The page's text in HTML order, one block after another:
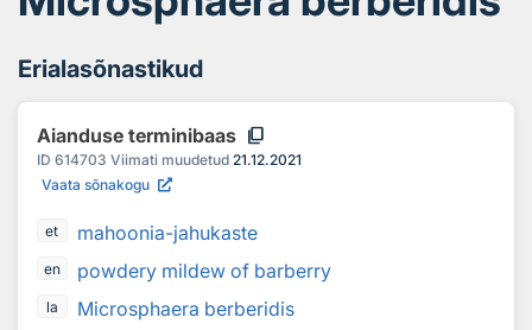
Erialasõnastikud
Aianduse terminibaas content_copy
ID 614703 Viimati muudetud 21.12.2021
Vaata sõnakogu
et mahoonia-jahukaste
en powdery mildew of barberry
la
Microsphaera berberidis